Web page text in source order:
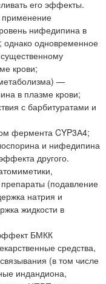
его эффекты.
нифедипина в
однако одновременное
крови;
—
в плазме крови;
с барбитуратами и
фермента CYP3А4;
и нифедипина
другого.
(подавление
натрия и
жидкости в
БМКК
средства,
(в том числе
индандиона,